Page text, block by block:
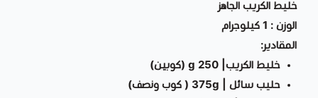
خليط الكريب الجاهز
الوزن : 1 كيلوجرام
المقادير:
خليط الكريب| 250 g (كوبين)
حليب سائل | 375g ( كوب ونصف)